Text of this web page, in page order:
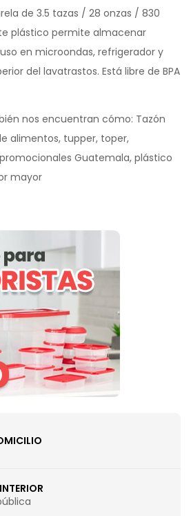
de 3.5 tazas / 28 onzas / 830
plástico permite almacenar
en microondas, refrigerador y
del lavatrastos. Está libre de BPA
nos encuentran cómo: Tazón
alimentos, tupper, toper,
Guatemala, plástico
mayor